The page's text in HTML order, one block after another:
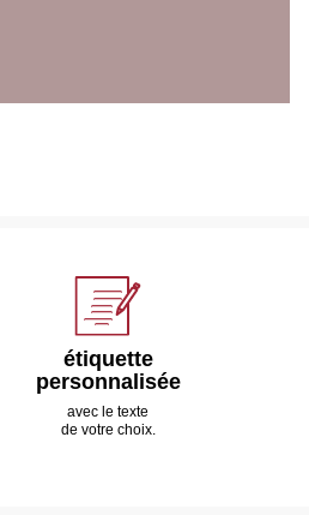
étiquette
personnalisée
avec le texte
de votre choix.